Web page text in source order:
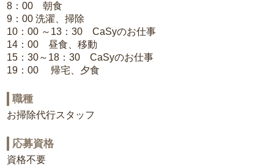
8：00 朝食
9：00 洗濯、掃除
10：00 ～13：30 CaSyのお仕事
14：00 昼食、移動
15：30～18：30 CaSyのお仕事
19：00 帰宅、夕食
職種
お掃除代行スタッフ
応募資格
資格不要